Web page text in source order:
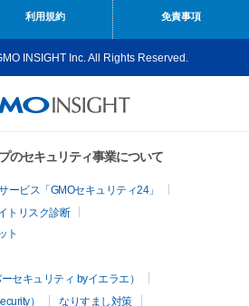
利用規約 免責事項
INSIGHT Inc. All Rights Reserved.
のセキュリティ事業について
ビス「GMOセキュリティ24」
トリスク診断
ト
セキュリティ byイエラエ）
）
なりすまし対策